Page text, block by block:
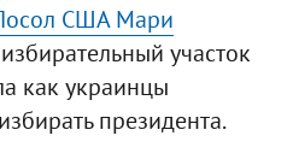
США Мари
участок
как украинцы
президента.